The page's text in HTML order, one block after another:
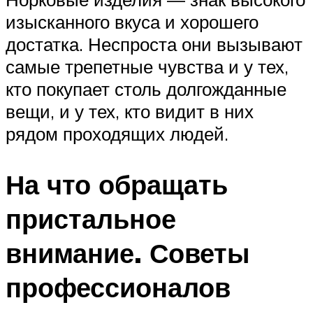
изысканного вкуса и хорошего
достатка. Неспроста они вызывают
самые трепетные чувства и у тех,
кто покупает столь долгожданные
вещи, и у тех, кто видит в них
рядом проходящих людей.
На что обращать
пристальное
внимание. Советы
профессионалов